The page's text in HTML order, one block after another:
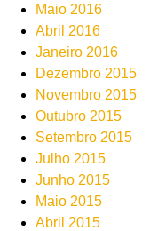
Maio 2016
Abril 2016
Janeiro 2016
Dezembro 2015
Novembro 2015
Outubro 2015
Setembro 2015
Julho 2015
Junho 2015
Maio 2015
Abril 2015